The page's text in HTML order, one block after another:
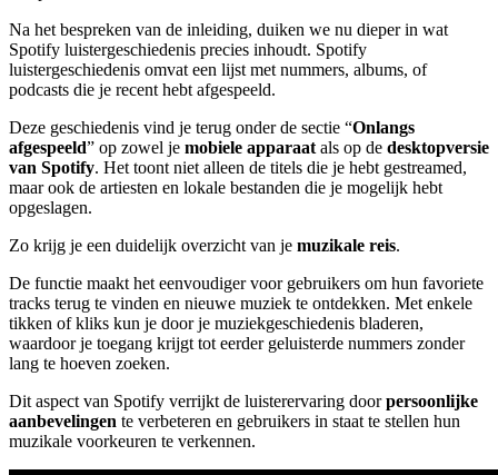
Na het bespreken van de inleiding, duiken we nu dieper in wat
Spotify luistergeschiedenis precies inhoudt. Spotify
luistergeschiedenis omvat een lijst met nummers, albums, of
podcasts die je recent hebt afgespeeld.
Deze geschiedenis vind je terug onder de sectie “Onlangs
afgespeeld” op zowel je mobiele apparaatals op de desktopversie
van Spotify. Het toont niet alleen de titels die je hebt gestreamed,
maar ook de artiesten en lokale bestanden die je mogelijk hebt
opgeslagen.
Zo krijg je een duidelijk overzicht van je muzikale reis.
De functie maakt het eenvoudiger voor gebruikers om hun favoriete
tracks terug te vinden en nieuwe muziek te ontdekken. Met enkele
tikken of kliks kun je door je muziekgeschiedenis bladeren,
waardoor je toegang krijgt tot eerder geluisterde nummers zonder
lang te hoeven zoeken.
Dit aspect van Spotify verrijkt de luisterervaring doorpersoonlijke
aanbevelingen te verbeteren en gebruikers in staat te stellen hun
muzikale voorkeuren te verkennen.